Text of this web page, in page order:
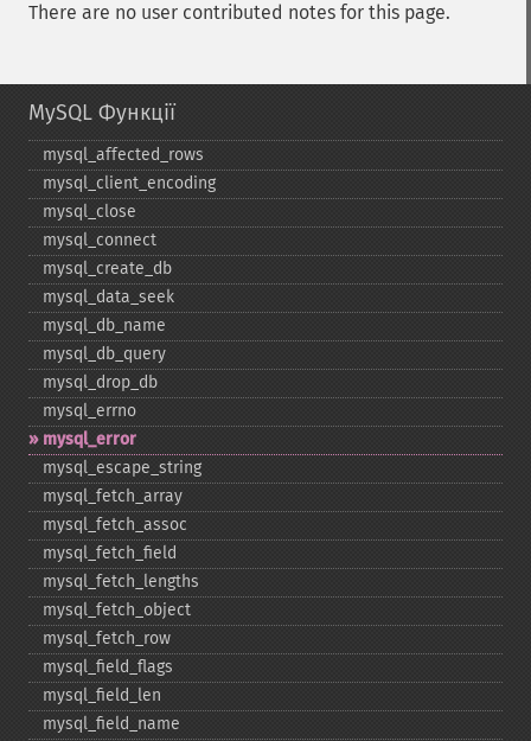
There are no user contributed notes for this page.
MySQL Функції
mysql_​affected_​rows
mysql_​client_​encoding
mysql_​close
mysql_​connect
mysql_​create_​db
mysql_​data_​seek
mysql_​db_​name
mysql_​db_​query
mysql_​drop_​db
mysql_​errno
mysql_​error
mysql_​escape_​string
mysql_​fetch_​array
mysql_​fetch_​assoc
mysql_​fetch_​field
mysql_​fetch_​lengths
mysql_​fetch_​object
mysql_​fetch_​row
mysql_​field_​flags
mysql_​field_​len
mysql_​field_​name